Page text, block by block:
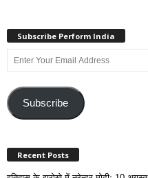
Subscribe Perform India
Enter
Your
AddressSubscribe
Recent Posts